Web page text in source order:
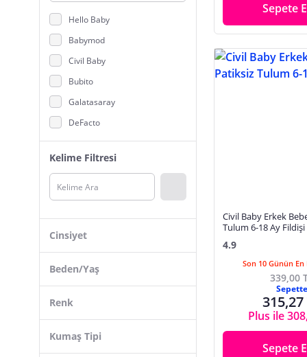
Bebek Pijama, Pijama Takımı
Bebek Saç Aksesuarları
Bebek Salopet
Bebek Uyku Tulumu, Kundak
Eldiven, Atkı
Kostüm, Özel Gün Kıyafetleri
Hello Baby
Babymod
Civil Baby
Bubito
Galatasaray
DeFacto
Minidamla
İpekatlas
Little Plane
Little Life
Next Baby
Fantastic Baby
Kelime Filtresi
Cinsiyet
Erkek Bebek
Beden/Yaş
Renk
Kumaş Tipi
Sepete
Civil Baby Erkek
Tulum 6-18 Ay Fildişi
4.9
Son 10 Günün En
339,00
Sepette
315,27
Plus ile
Sepete